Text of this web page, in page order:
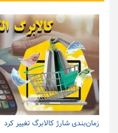
زمان‌بندی شارژ کالابرگ تغییر کرد